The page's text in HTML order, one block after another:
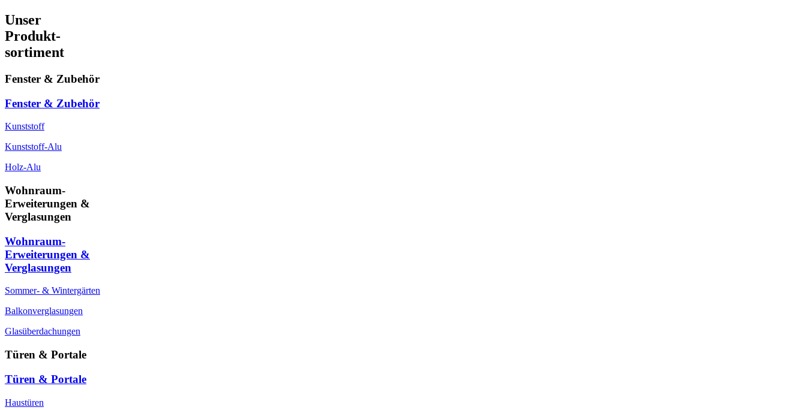
Unser
Produkt-
sortiment
Fenster & Zubehör
Fenster & Zubehör
Kunststoff
Kunststoff-Alu
Holz-Alu
Wohnraum-
Erweiterungen &
Verglasungen
Wohnraum-
Erweiterungen &
Verglasungen
Sommer- & Wintergärten
Balkonverglasungen
Glasüberdachungen
Türen & Portale
Türen & Portale
Haustüren